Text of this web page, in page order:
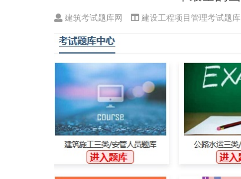
建筑考试题库网 建设工程项目管理考试题库